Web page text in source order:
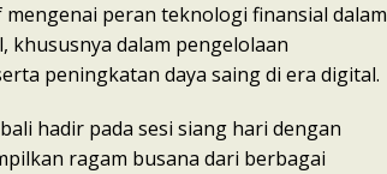
peran teknologi finansial dalam
khususnya dalam pengelolaan
peningkatan daya saing di era digital.
hadir pada sesi siang hari dengan
ragam busana dari berbagai